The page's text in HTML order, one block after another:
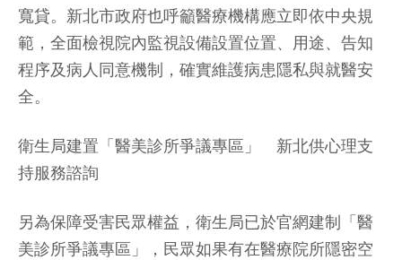
寬貸。新北市政府也呼籲醫療機構應立即依中央規
範，全面檢視院內監視設備設置位置、用途、告知
程序及病人同意機制，確實維護病患隱私與就醫安
全。
衛生局建置「醫美診所爭議專區」 新北供心理支
持服務諮詢
另為保障受害民眾權益，衛生局已於官網建制「醫
美診所爭議專區」，民眾如果有在醫療院所隱密空